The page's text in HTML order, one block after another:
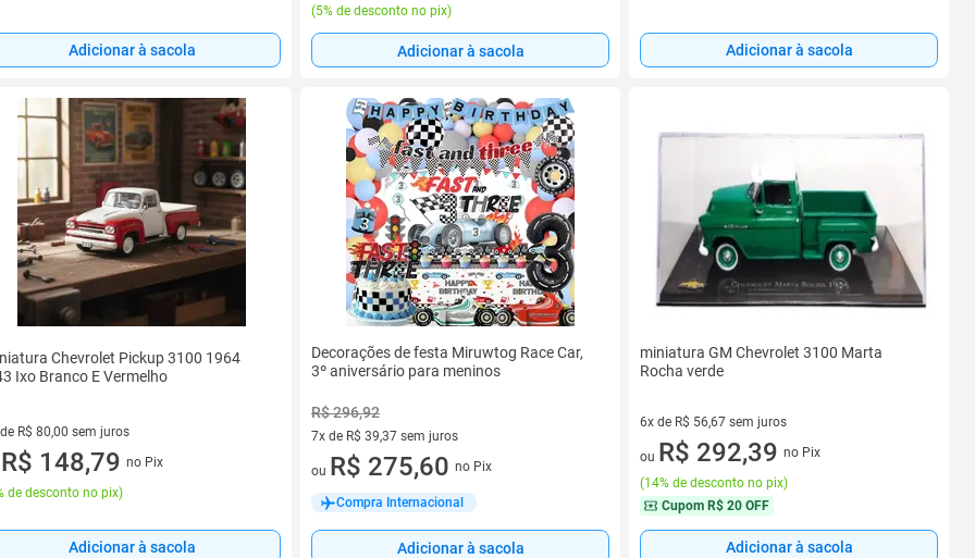
Adicionar à sacola
(5% de desconto no pix)
Adicionar à sacola Adicionar à sacola
Chevrolet Pickup 3100 1964
Ixo Branco E Vermelho
R$ 80,00 sem juros
de R$ 80,00 sem juros
R$ 148,79 no Pix
de desconto no pix)
Adicionar à sacola
Decorações de festa Miruwtog Race Car,
3º aniversário para meninos
R$ 296,92
7x de R$ 39,37 sem juros
7 vez de R$ 39,37 sem juros
ou R$ 275,60 no Pix
Compra Internacional
Adicionar à sacola
miniatura GM Chevrolet 3100 Marta
Rocha verde
6x de R$ 56,67 sem juros
6 vez de R$ 56,67 sem juros
ou R$ 292,39 no Pix
(14% de desconto no pix)
Cupom R$ 20 OFF
Adicionar à sacola